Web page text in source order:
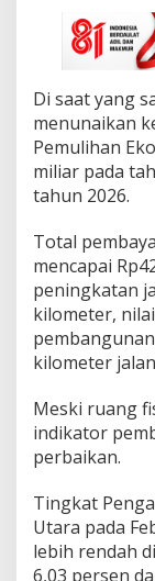
‎Di saat yang
menunaikan
Pemulihan
miliar pada
tahun 2026.
Total
mencapai
peningkatan
kilometer,
kilometer
Meski ruang
indikator
perbaikan.
Tingkat
Utara pada
lebih rendah
6,03 persen